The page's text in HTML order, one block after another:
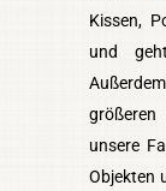
Kissen,
und
unsere
Objekten